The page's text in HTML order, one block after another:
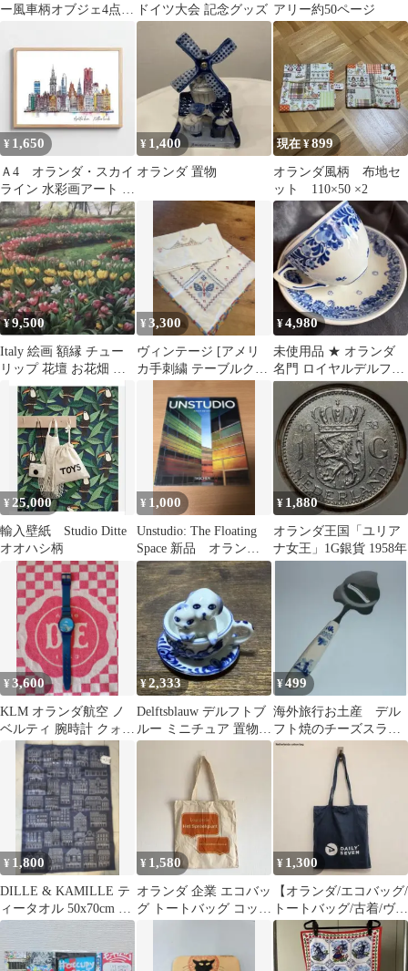
ー￼風車柄オブジェ4点セ
ドイツ大会 記念グッズ アリー約50ページ
¥ 1,650
Ａ4 オランダ・スカイ
ライン 水彩画アート ★
ヨーロッパ風景｜イン
テリアアート
¥ 1,400
オランダ 置物
現在 ¥899
オランダ風柄 布地セ
ット 110×50 ×2
¥9,500
Italy 絵画 額縁 チュー
リップ 花壇 お花畑 イ
タリア オランダ 輸入雑
¥3,300
ヴィンテージ [アメリ
カ手刺繍 テーブルクロ
¥4,980
未使用品 ★ オランダ
名門 ロイヤルデルフト
珈琲 カップ ソーサーセ
ット
¥25,000
輸入壁紙 Studio Ditte
オオハシ柄
¥ 1,000
Unstudio: The Floating
Space 新品 オランダ
建築
¥ 1,880
オランダ王国「ユリア
ナ女王」1G銀貨 1958年
¥3,600
KLM オランダ航空 ノ
ベルティ 腕時計 クォー
¥2,333
Delftsblauw デルフトブ
ルー ミニチュア 置物
犬 陶器
¥499
海外旅行お土産 デル
フト焼のチーズスライ
サー A
¥ 1,800
DILLE & KAMILLE テ
ィータオル 50x70cm 紺
系 未使用新品
¥ 1,580
オランダ 企業 エコバッ
グ トートバッグ コット
ン ユーロ古着 ヴィンテ
¥ 1,300
【オランダ/エコバッグ/
トートバッグ/古着/ヴィ
ンテージ/アパレル/2】